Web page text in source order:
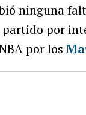
ninguna
por
por los